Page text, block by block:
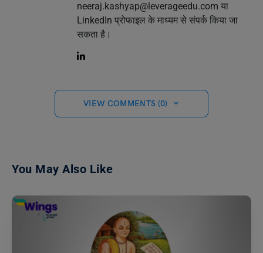
neeraj.kashyap@leverageedu.com या
LinkedIn प्रोफाइल के माध्यम से संपर्क किया जा
सकता है।
VIEW COMMENTS (0)
You May Also Like